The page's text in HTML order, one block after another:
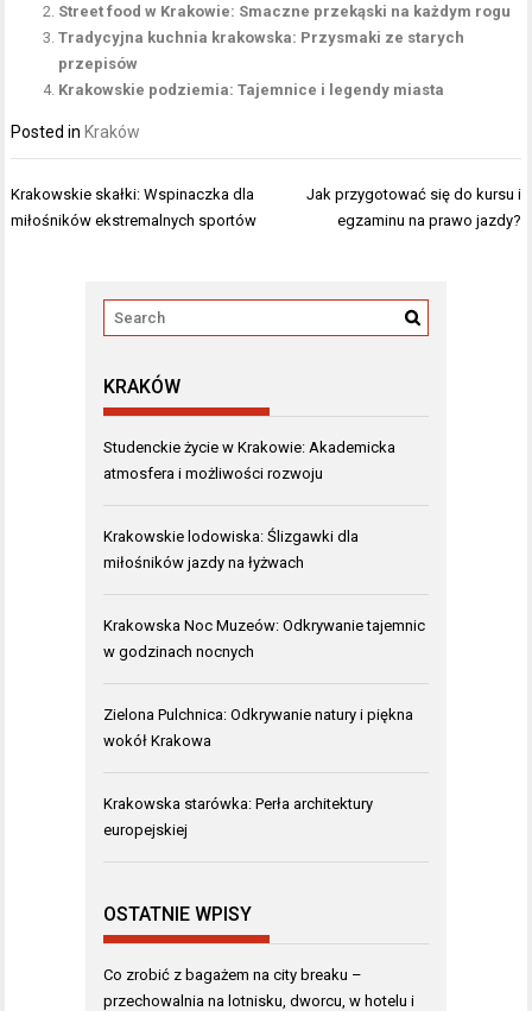
Street food w Krakowie: Smaczne przekąski na każdym rogu
Tradycyjna kuchnia krakowska: Przysmaki ze starych
przepisów
Krakowskie podziemia: Tajemnice i legendy miasta
Posted inKraków
Nawigacja
wpisu
Krakowskie skałki: Wspinaczka dla
miłośników ekstremalnych sportów
Jak przygotować się do kursu i
egzaminu na prawo jazdy?
KRAKÓW
Studenckie życie w Krakowie: Akademicka
atmosfera i możliwości rozwoju
Krakowskie lodowiska: Ślizgawki dla
miłośników jazdy na łyżwach
Krakowska Noc Muzeów: Odkrywanie tajemnic
w godzinach nocnych
Zielona Pulchnica: Odkrywanie natury i piękna
wokół Krakowa
Krakowska starówka: Perła architektury
europejskiej
OSTATNIE WPISY
Co zrobić z bagażem na city breaku –
przechowalnia na lotnisku, dworcu, w hotelu i